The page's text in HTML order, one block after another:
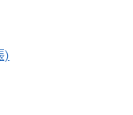
)